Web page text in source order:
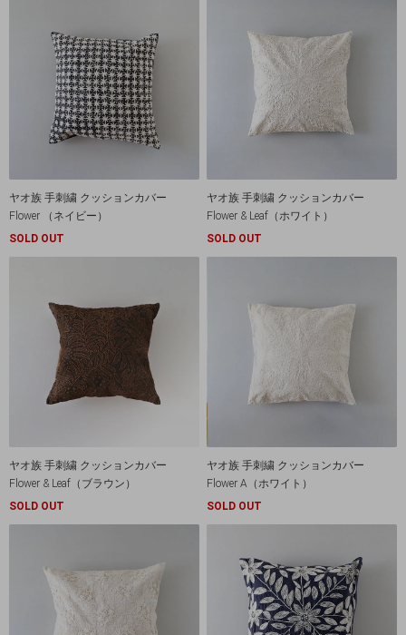
ヤオ族 手刺繍 クッションカバー
Flower （ネイビー）
SOLD OUT
ヤオ族 手刺繍 クッションカバー
Flower & Leaf（ホワイト）
SOLD OUT
ヤオ族 手刺繍 クッションカバー
Flower & Leaf（ブラウン）
SOLD OUT
ヤオ族 手刺繍 クッションカバー
Flower A（ホワイト）
SOLD OUT